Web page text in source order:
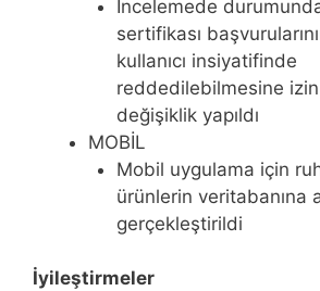
İncelemede
sertifikası
kullanıcı insiyatifinde
reddedilebilmesine
değişiklik yapıldı
MOBİL
Mobil uygulama için
ürünlerin veritabanına
gerçekleştirildi
İyileştirmeler